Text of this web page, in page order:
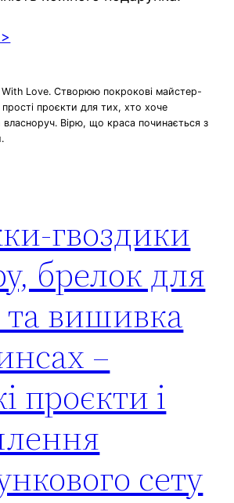
Love. Створюю покрокові майстер-
проєкти для тих, хто хоче
власноруч. Вірю, що краса починається з
брелок для
вишивка
–
проєкти і
сету